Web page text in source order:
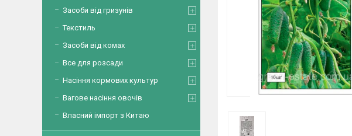
Засоби від гризунів
Текстиль
Засоби від комах
Все для розсади
Насіння кормових культур
Вагове насіння овочів
Власний імпорт з Китаю